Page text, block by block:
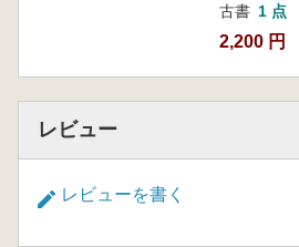
古書 1 点
2,200 円
レビュー
レビューを書く